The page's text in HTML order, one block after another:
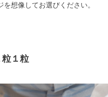
を想像してお選びください。
１粒